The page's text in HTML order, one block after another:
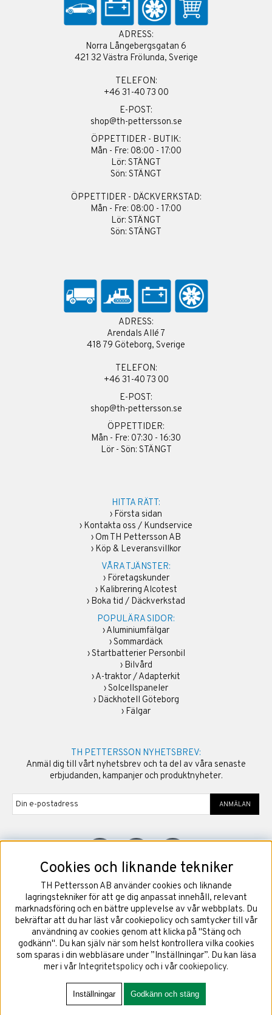
ADRESS:
Norra Långebergsgatan 6
421 32 Västra Frölunda, Sverige
TELEFON:
+46 31-40 73 00
E-POST:
shop@th-pettersson.se
ÖPPETTIDER - BUTIK:
Mån - Fre: 08:00 - 17:00
Lör: STÄNGT
Sön: STÄNGT
ÖPPETTIDER - DÄCKVERKSTAD:
Mån - Fre: 08:00 - 17:00
Lör: STÄNGT
Sön: STÄNGT
ADRESS:
Arendals Allé 7
418 79 Göteborg, Sverige
TELEFON:
+46 31-40 73 00
E-POST:
shop@th-pettersson.se
ÖPPETTIDER:
Mån - Fre: 07:30 - 16:30
Lör - Sön: STÄNGT
HITTA RÄTT:
› Första sidan
› Kontakta oss / Kundservice
› Om TH Pettersson AB
› Köp & Leveransvillkor
VÅRA TJÄNSTER:
› Företagskunder
› Kalibrering Alcotest
› Boka tid / Däckverkstad
POPULÄRA SIDOR:
›Aluminiumfälgar
›Sommardäck
›Startbatterier Personbil
› Bilvård
›A-traktor / Adapterkit
›Solcellspaneler
› Däckhotell Göteborg
› Fälgar
TH PETTERSSON NYHETSBREV:
Anmäl dig till vårt nyhetsbrev och ta del av våra senaste
erbjudanden, kampanjer och produktnyheter.
ANMÄLAN
©2026Copyright TH Pettersson AB
Cookies och liknande tekniker
TH Pettersson AB använder cookies och liknande
lagringstekniker för att ge dig anpassat innehåll, relevant
marknadsföring och en bättre upplevelse av vår webbplats. Du
bekräftar att du har läst vår cookiepolicy och samtycker till vår
användning av cookies genom att klicka på "Stäng och
godkänn". Du kan själv när som helst kontrollera vilka cookies
som sparas i din webbläsare under ”Inställningar”. Du kan läsa
mer i vår Integritetspolicy och i vår cookiepolicy.
Inställningar Godkänn och stäng